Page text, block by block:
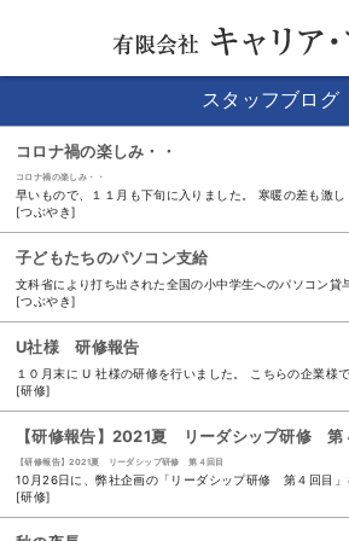
スタッフブログ
コロナ禍の楽しみ・・
コロナ禍の楽しみ・・
[つぶやき]
子どもたちのパソコン支給
[つぶやき]
U社様 研修報告
[研修]
【研修報告】2021夏 リーダシップ研修 第
【研修報告】2021夏 リーダシップ研修 第４回目
[研修]